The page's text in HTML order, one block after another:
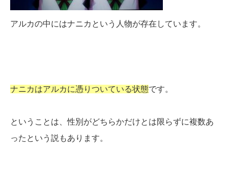
アルカの中にはナニカという人物が存在しています。
ナニカはアルカに憑りついている状態です。
ということは、性別がどちらかだけとは限らずに複数あ
ったという説もあります。